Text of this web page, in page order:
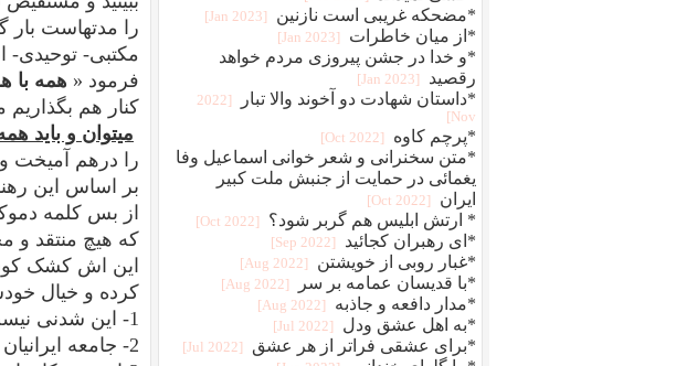
را مدتهاست
مکتبی- توحیدی-
فرمود « همه با
کنار هم بگذاریم
میتوان و باید
را درهم آمیخت
بر اساس این
از بس کلمه
که هیچ منتقد و
این اش کشک
کرده و خیال
1- این شدنی نیست.
2- جامعه ایرانیان را ابله فرض نکنید.
*مضحکه غریبی است نازنین [2023 Jan]
*از میان خاطرات [2023 Jan]
*و خدا در جشن پیروزی مردم خواهد
رقصید
[2023 Jan]
*داستان شهادت دو آخوند والا تبار
[2022
Nov]
*پرچم کاوه [2022 Oct]
*متن سخنرانی و شعر خوانی اسماعیل وفا
یغمائی در حمایت از جنبش ملت کبیر
ایران
[2022 Oct]
* ارتش ابلیس هم گربر شود؟ [2022 Oct]
*ای رهبران کجائید [2022 Sep]
*غبار روبی از خویشتن [2022 Aug]
*با قدیسان عمامه بر سر [2022 Aug]
*مدار دافعه و جاذبه [2022 Aug]
*به اهل عشق ودل [2022 Jul]
*برای عشقی فراتر از هر عشق [2022 Jul]